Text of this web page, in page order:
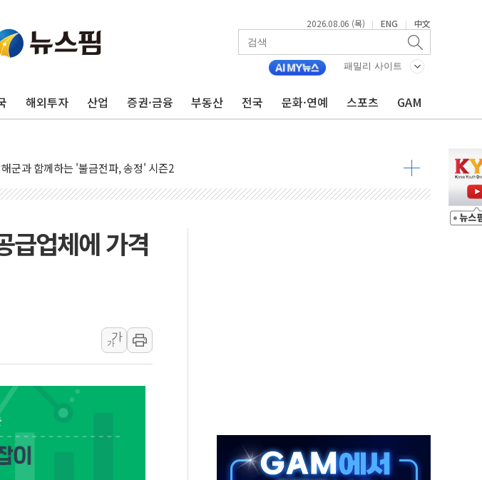
2026.08.06 (목) | ENG | 中文
패밀리 사이트
해외투자 산업 증권·금융 부동산 전국 문화·연예 스포츠 GAM
[3보] 북, 원산서 동해로 단거리 탄도미사일 1발 발사… 올해 10번째·42일 만 도발
우크라 드론 전술, 중남미 콜롬비아에 새 안보 위기… 반군·마약카르텔이 습득해 전투 활용
동해해경, 독도 해상서 부유물 감긴 어선 구조
주한미군 "오산기지 누출, 백린 아닌 무해한 표면 부식 물질"
해군과 함께하는 '불금전파, 송정' 시즌2
강원도 폭염특보 11일째…온열질환·가축 피해 최소화 '총력 대응'
[르포] 39도 폭염 속 잠실 개표소 시위 '62일째'..."대부분 여기서 상주"
강원·전라권 폭염중대경보 확대…온열질환자 2665명·사망 23명
종로·중구 오피스 78%가 준공 10년 이상…리뉴얼이 경쟁력 가른다
법원, '관저 이전 봐주기 감사' 유병호 구속적부심 기각
우크라, 러 탄도미사일 공격에 속수무책… 패트리엇 미사일 지원, 작년의 3분의 1
"5.18은 북한 지령" 설교한 목사 불구속 송치
[종합] 특검, '양평' 원희룡 2차 조사…'당정대 회의' 한동훈·방기선 수사도 속도
[내일날씨] 절기상 '입추'에 폭염 절정…서울 한낮 39도
급업체에 가격
가
가